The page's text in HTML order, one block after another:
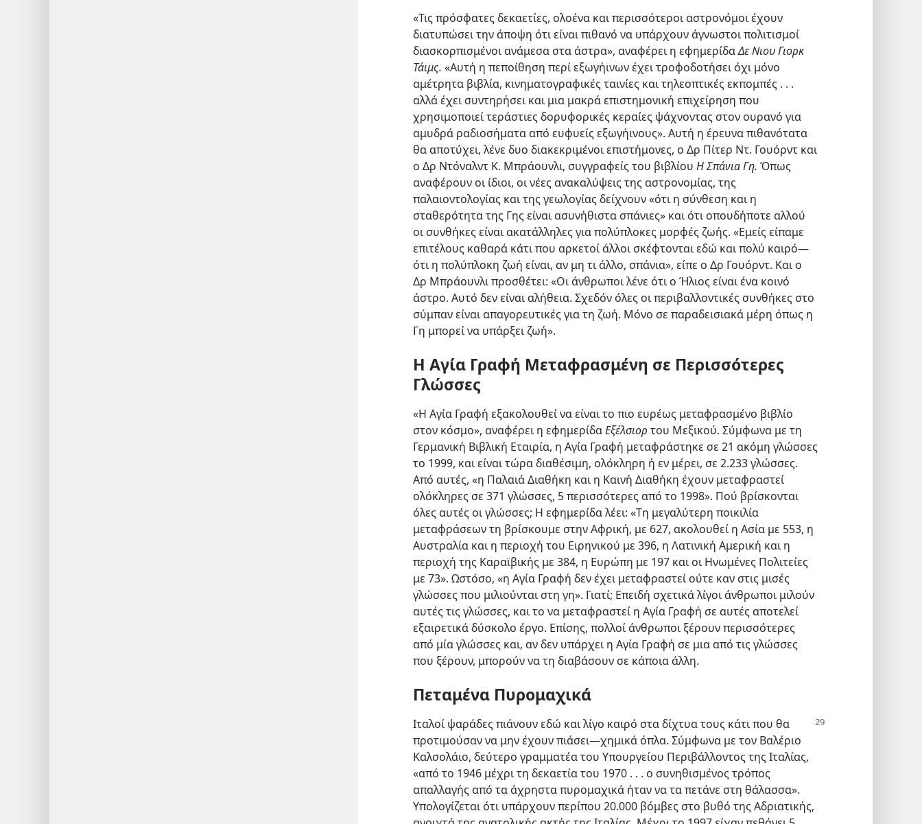
«Τις πρόσφατες δεκαετίες, ολοένα και περισσότεροι αστρονόμοι έχουν
διατυπώσει την άποψη ότι είναι πιθανό να υπάρχουν άγνωστοι πολιτισμοί
διασκορπισμένοι ανάμεσα στα άστρα», αναφέρει η εφημερίδαΔε Νιου Γιορκ
Τάιμς. «Αυτή η πεποίθηση περί εξωγήινων έχει τροφοδοτήσει όχι μόνο
αμέτρητα βιβλία, κινηματογραφικές ταινίες και τηλεοπτικές εκπομπές . . .
αλλά έχει συντηρήσει και μια μακρά επιστημονική επιχείρηση που
χρησιμοποιεί τεράστιες δορυφορικές κεραίες ψάχνοντας στον ουρανό για
αμυδρά ραδιοσήματα από ευφυείς εξωγήινους». Αυτή η έρευνα πιθανότατα
θα αποτύχει, λένε δυο διακεκριμένοι επιστήμονες, ο Δρ Πίτερ Ντ. Γουόρντ και
ο Δρ Ντόναλντ Κ. Μπράουνλι, συγγραφείς του βιβλίου Η Σπάνια Γη. Όπως
αναφέρουν οι ίδιοι, οι νέες ανακαλύψεις της αστρονομίας, της
παλαιοντολογίας και της γεωλογίας δείχνουν «ότι η σύνθεση και η
σταθερότητα της Γης είναι ασυνήθιστα σπάνιες» και ότι οπουδήποτε αλλού
οι συνθήκες είναι ακατάλληλες για πολύπλοκες μορφές ζωής. «Εμείς είπαμε
επιτέλους καθαρά κάτι που αρκετοί άλλοι σκέφτονται εδώ και πολύ καιρό​—
ότι η πολύπλοκη ζωή είναι, αν μη τι άλλο, σπάνια», είπε ο Δρ Γουόρντ. Και ο
Δρ Μπράουνλι προσθέτει: «Οι άνθρωποι λένε ότι ο Ήλιος είναι ένα κοινό
άστρο. Αυτό δεν είναι αλήθεια. Σχεδόν όλες οι περιβαλλοντικές συνθήκες στο
σύμπαν είναι απαγορευτικές για τη ζωή. Μόνο σε παραδεισιακά μέρη όπως η
Γη μπορεί να υπάρξει ζωή».
Η Αγία Γραφή Μεταφρασμένη σε Περισσότερες
Γλώσσες
«Η Αγία Γραφή εξακολουθεί να είναι το πιο ευρέως μεταφρασμένο βιβλίο
στον κόσμο», αναφέρει η εφημερίδαΕξέλσιορ του Μεξικού. Σύμφωνα με τη
Γερμανική Βιβλική Εταιρία, η Αγία Γραφή μεταφράστηκε σε 21 ακόμη γλώσσες
το 1999, και είναι τώρα διαθέσιμη, ολόκληρη ή εν μέρει, σε 2.233 γλώσσες.
Από αυτές, «η Παλαιά Διαθήκη και η Καινή Διαθήκη έχουν μεταφραστεί
ολόκληρες σε 371 γλώσσες, 5 περισσότερες από το 1998». Πού βρίσκονται
όλες αυτές οι γλώσσες; Η εφημερίδα λέει: «Τη μεγαλύτερη ποικιλία
μεταφράσεων τη βρίσκουμε στην Αφρική, με 627, ακολουθεί η Ασία με 553, η
Αυστραλία και η περιοχή του Ειρηνικού με 396, η Λατινική Αμερική και η
περιοχή της Καραϊβικής με 384, η Ευρώπη με 197 και οι Ηνωμένες Πολιτείες
με 73». Ωστόσο, «η Αγία Γραφή δεν έχει μεταφραστεί ούτε καν στις μισές
γλώσσες που μιλιούνται στη γη». Γιατί; Επειδή σχετικά λίγοι άνθρωποι μιλούν
αυτές τις γλώσσες, και το να μεταφραστεί η Αγία Γραφή σε αυτές αποτελεί
εξαιρετικά δύσκολο έργο. Επίσης, πολλοί άνθρωποι ξέρουν περισσότερες
από μία γλώσσες και, αν δεν υπάρχει η Αγία Γραφή σε μια από τις γλώσσες
που ξέρουν, μπορούν να τη διαβάσουν σε κάποια άλλη.
Πεταμένα Πυρομαχικά
Ιταλοί ψαράδες πιάνουν εδώ και λίγο καιρό στα δίχτυα τους κάτι που θα
προτιμούσαν να μην έχουν πιάσει​—χημικά όπλα. Σύμφωνα με τον Βαλέριο
Καλσολάιο, δεύτερο γραμματέα του Υπουργείου Περιβάλλοντος της Ιταλίας,
«από το 1946 μέχρι τη δεκαετία του 1970 . . . ο συνηθισμένος τρόπος
απαλλαγής από τα άχρηστα πυρομαχικά ήταν να τα πετάνε στη θάλασσα».
Υπολογίζεται ότι υπάρχουν περίπου 20.000 βόμβες στο βυθό της Αδριατικής,